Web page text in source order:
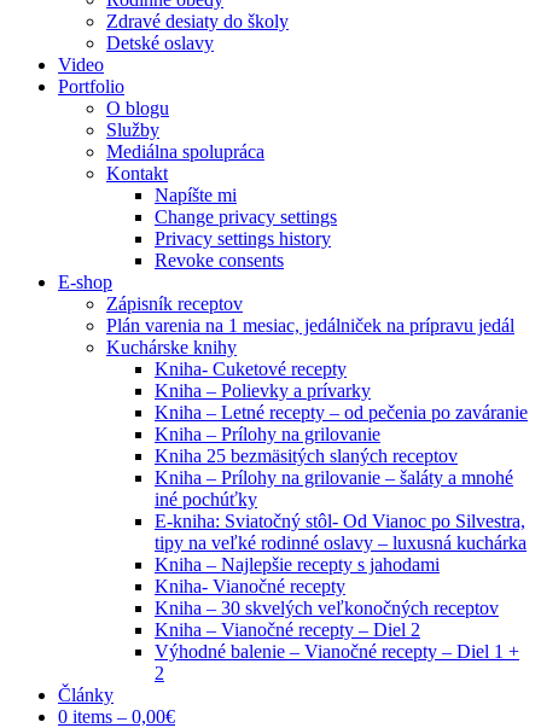
Zdravé desiaty do školy
Detské oslavy
Video
Portfolio
O blogu
Služby
Mediálna spolupráca
Kontakt
Napíšte mi
Change privacy settings
Privacy settings history
Revoke consents
E-shop
Zápisník receptov
Plán varenia na 1 mesiac, jedálniček na prípravu jedál
Kuchárske knihy
Kniha- Cuketové recepty
Kniha – Polievky a prívarky
Kniha – Letné recepty – od pečenia po zaváranie
Kniha – Prílohy na grilovanie
Kniha 25 bezmäsitých slaných receptov
Kniha – Prílohy na grilovanie – šaláty a mnohé
iné pochúťky
E-kniha: Sviatočný stôl- Od Vianoc po Silvestra,
tipy na veľké rodinné oslavy – luxusná kuchárka
Kniha – Najlepšie recepty s jahodami
Kniha- Vianočné recepty
Kniha – 30 skvelých veľkonočných receptov
Kniha – Vianočné recepty – Diel 2
Výhodné balenie – Vianočné recepty – Diel 1 +
2
Články
0 items – 0,00€